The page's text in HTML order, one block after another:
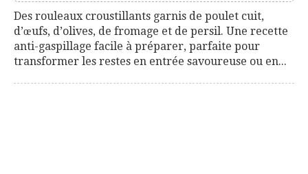
Des rouleaux croustillants garnis de poulet cuit,
d’œufs, d’olives, de fromage et de persil. Une recette
anti-gaspillage facile à préparer, parfaite pour
transformer les restes en entrée savoureuse ou en...